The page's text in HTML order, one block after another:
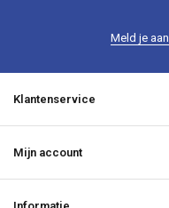
Meld je
Klantenservice
Mijn account